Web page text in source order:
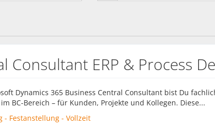
Consultant ERP & Process
Dynamics 365 Business Central Consultant bist Du
BC-Bereich – für Kunden, Projekte und Kollegen. Diese...
- Festanstellung - Vollzeit